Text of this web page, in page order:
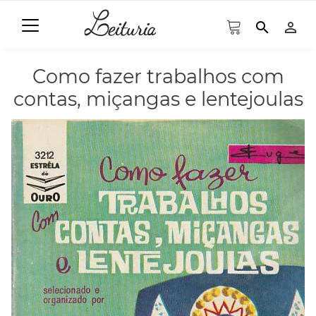
search person_outline
Como fazer trabalhos com
contas, miçangas e lentejoulas